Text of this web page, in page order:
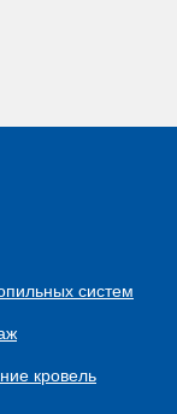
систем
кровель